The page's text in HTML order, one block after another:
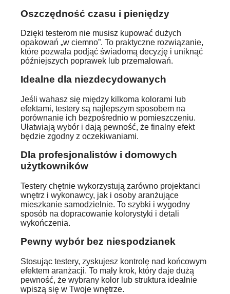
Oszczędność czasu i pieniędzy
Dzięki testerom nie musisz kupować dużych
opakowań „w ciemno”. To praktyczne rozwiązanie,
które pozwala podjąć świadomą decyzję i uniknąć
późniejszych poprawek lub przemalowań.
Idealne dla niezdecydowanych
Jeśli wahasz się między kilkoma kolorami lub
efektami, testery są najlepszym sposobem na
porównanie ich bezpośrednio w pomieszczeniu.
Ułatwiają wybór i dają pewność, że finalny efekt
będzie zgodny z oczekiwaniami.
Dla profesjonalistów i domowych
użytkowników
Testery chętnie wykorzystują zarówno projektanci
wnętrz i wykonawcy, jak i osoby aranżujące
mieszkanie samodzielnie. To szybki i wygodny
sposób na dopracowanie kolorystyki i detali
wykończenia.
Pewny wybór bez niespodzianek
Stosując testery, zyskujesz kontrolę nad końcowym
efektem aranżacji. To mały krok, który daje dużą
pewność, że wybrany kolor lub struktura idealnie
wpiszą się w Twoje wnętrze.